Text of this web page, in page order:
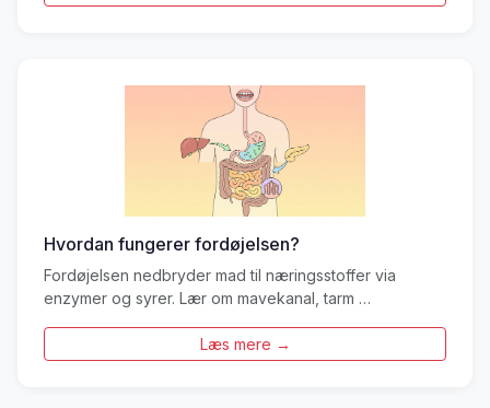
Hvordan fungerer fordøjelsen?
Fordøjelsen nedbryder mad til næringsstoffer via
enzymer og syrer. Lær om mavekanal, tarm …
Læs mere →